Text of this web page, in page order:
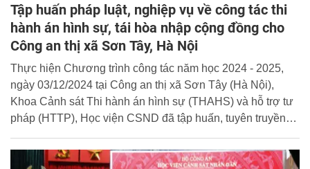
Tập huấn pháp luật, nghiệp vụ về công tác thi
hành án hình sự, tái hòa nhập cộng đồng cho
Công an thị xã Sơn Tây, Hà Nội
Thực hiện Chương trình công tác năm học 2024 - 2025,
ngày 03/12/2024 tại Công an thị xã Sơn Tây (Hà Nội),
Khoa Cảnh sát Thi hành án hình sự (THAHS) và hỗ trợ tư
pháp (HTTP), Học viện CSND đã tập huấn, tuyên truyền
công tác thi hành án hình sự và tái hòa nhập cộng đồng.